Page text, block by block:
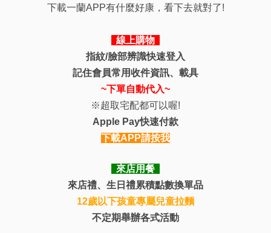
下載一蘭APP有什麼好康，看下去就對了!
線上購物
指紋/臉部辨識快速登入
記住會員常用收件資訊、載具
~下單自動代入~
※超取宅配都可以喔!
Apple Pay快速付款
下載APP請按我
來店用餐
來店禮、生日禮累積點數換單品
12歲以下孩童專屬兒童拉麵
不定期舉辦各式活動